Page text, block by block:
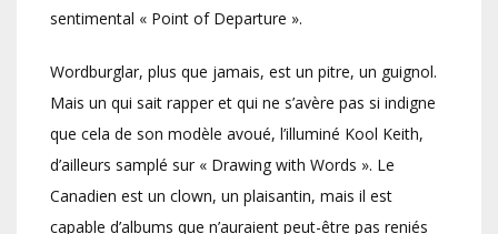
sentimental « Point of Departure ».
Wordburglar, plus que jamais, est un pitre, un guignol.
Mais un qui sait rapper et qui ne s’avère pas si indigne
que cela de son modèle avoué, l’illuminé Kool Keith,
d’ailleurs samplé sur « Drawing with Words ». Le
Canadien est un clown, un plaisantin, mais il est
capable d’albums que n’auraient peut-être pas reniés